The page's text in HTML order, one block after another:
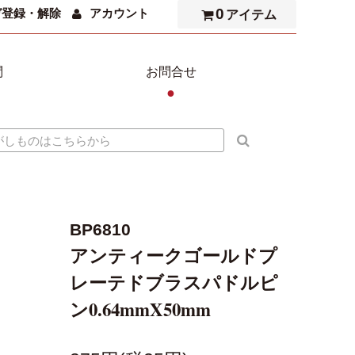
録・解除 アカウント 0 アイテム
お問合せ
●
BP6810
アンティークゴールドプ
レーテドブラスパドルピ
ン0.64mmX50mm